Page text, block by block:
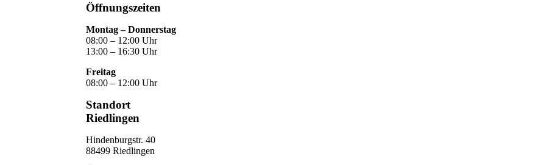
Öffnungszeiten
Montag – Donnerstag
08:00 – 12:00 Uhr
13:00 – 16:30 Uhr
Freitag
08:00 – 12:00 Uhr
Standort
Riedlingen
Hindenburgstr. 40
88499 Riedlingen